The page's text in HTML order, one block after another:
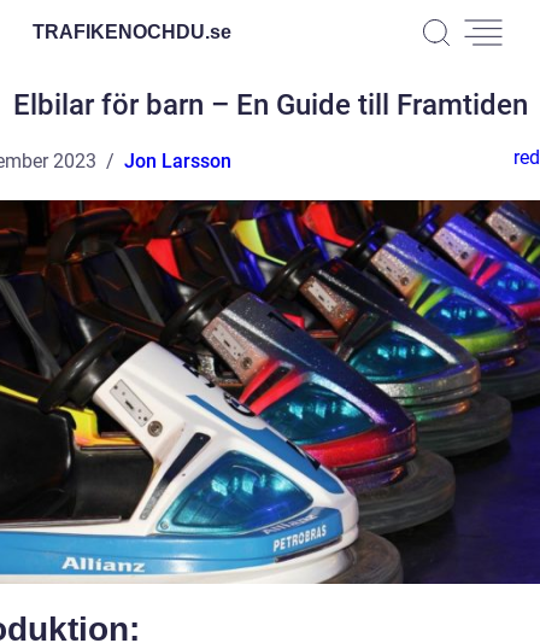
TRAFIKENOCHDU.se
Elbilar för barn – En Guide till Framtiden
2023 Jon Larsson